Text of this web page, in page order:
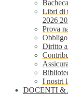
Libri di
2026
Prova
Diritto
I nostri
DOCENTI &